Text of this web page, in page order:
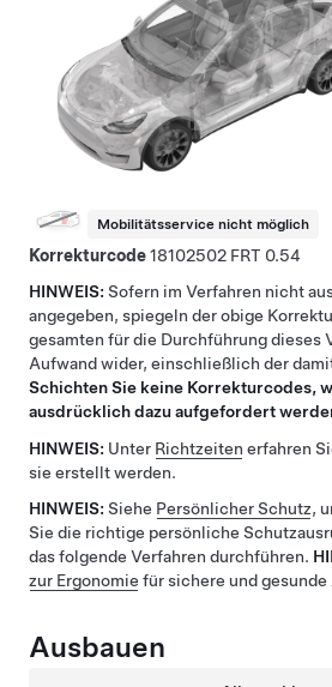
Mobilitätsservice nicht möglich
Korrekturcode18102502
0.54
HINWEIS: Sofern im Verfahren nicht
angegeben, spiegeln der obige
gesamten für die Durchführung dieses
Aufwand wider, einschließlich der
Schichten Sie keine Korrekturcodes,
ausdrücklich dazu aufgefordert
HINWEIS: Unter Richtzeiten erfahren
sie erstellt werden.
HINWEIS: Siehe Persönlicher Schutz,
Sie die richtige persönliche
das folgende Verfahren durchführen.
zur Ergonomie für sichere und
Ausbauen